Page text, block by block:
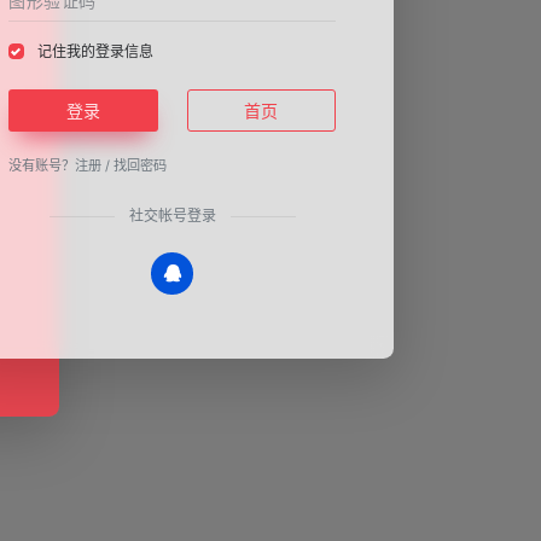
记住我的登录信息
登录 首页
没有账号？ 注册 /找回密码
社交帐号登录